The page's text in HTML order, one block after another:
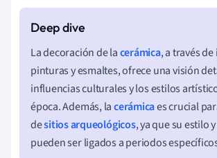
La decoración de lacerámica, a través
pinturas y esmaltes, ofrece una visión
influencias culturales y los estilos
época. Además, lacerámicaes crucial
desitios arqueológicos, ya que su estilo
pueden ser ligados a periodos